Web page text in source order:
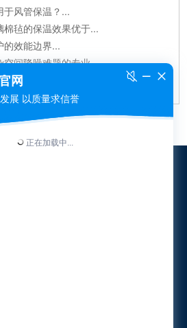
于风管保温？...
毡的保温效果优于...
的效能边界...
间降噪难题的专业...
气凝胶正在悄悄改变...
冯先生）
科珠北路232号益科智能创新园2栋4